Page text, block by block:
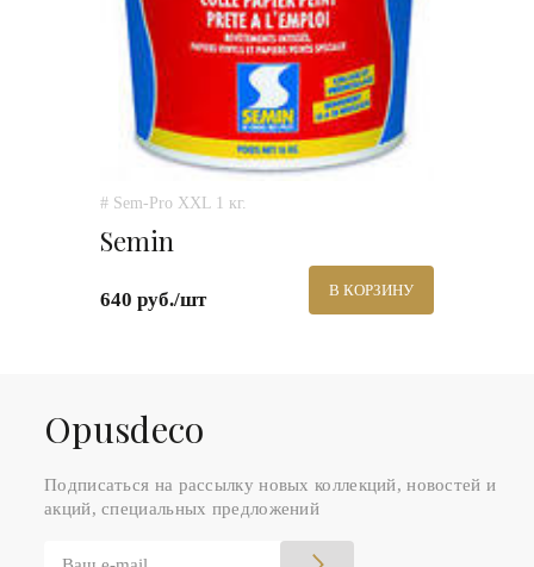
# Sem-Pro XXL 1 кг.
Semin
640 руб./шт В КОРЗИНУ
Оpusdeco
Подписаться на рассылку новых коллекций, новостей и
акций, специальных предложений